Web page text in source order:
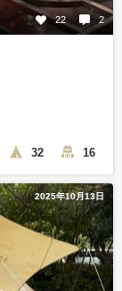
22 2
32 16
2025年10月13日